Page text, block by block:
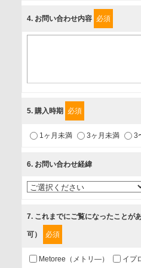
個人情報保護責任者
1.当社が取り扱う商品・サービ
2.当社が開催（主催・共催・協
3.お客様の業務内容、及び興味
4.お客様満足度調査等のアンケー
第三者提供の有無
あり
4. お問い合わせ内容 必須
5. 購入時期 必須
1ヶ月未満 3ヶ月未満 3
6. お問い合わせ経緯
7. これまでにご覧になったことが
可） 必須
Metoree（メトリ―） イプ